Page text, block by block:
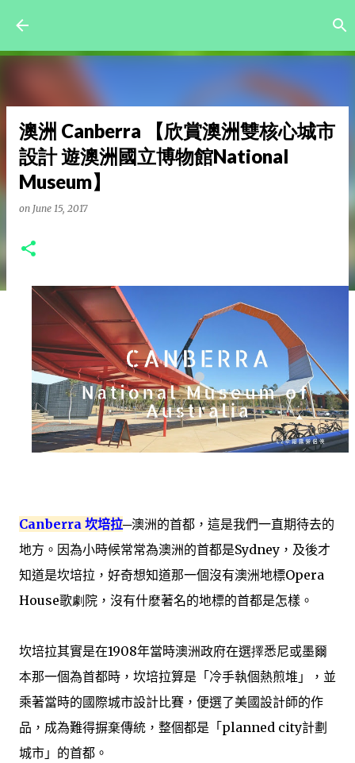
澳洲 Canberra 【欣賞澳洲雙核心城市
設計 遊澳洲國立博物館National
Museum】
on June 15, 2017
Canberra 坎培拉─澳洲的首都，這是我們一直期待去的
地方。因為小時候常常為澳洲的首都是Sydney ，及後才
知道是坎培拉，好奇想知道那一個沒有澳洲地標Opera
House歌劇院，沒有什麼著名的地標的首都是怎樣。
坎培拉其實是在1908年當時澳洲政府在選擇悉尼或墨爾
本那一個為首都時，坎培拉算是「冷手執個熱煎堆」，並
乘著當時的國際城市設計比賽，便選了美國設計師的作
品，成為難得摒棄傳統，整個都是「planned city計劃
城市」的首都。